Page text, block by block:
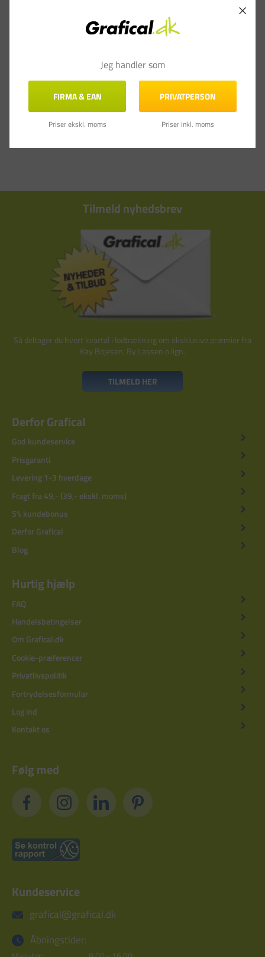
Tilmeld nyhedsbrev
Så deltager du hvert kvartal i lodtrækning om eksklusive præmier fra
Kay Bojesen, By Lassen o.lign.
TILMELD HER
Derfor Grafical
God kundeservice
Prisgaranti
Levering 1-3 hverdage
Fragt fra 49,- (39,- ekskl. moms)
5% kundebonus
Derfor Grafical
Blog
Hurtig hjælp
FAQ
Handelsbetingelser
Om Grafical.dk
Cookie-præferencer
Privatlivspolitik
Fortrydelsesformular
Log ind
Kontakt os
Følg med
Kundeservice
grafical@grafical.dk
Åbningstider:
Jeg handler som
FIRMA & EAN
Priser ekskl. moms
PRIVATPERSON
Priser inkl. moms